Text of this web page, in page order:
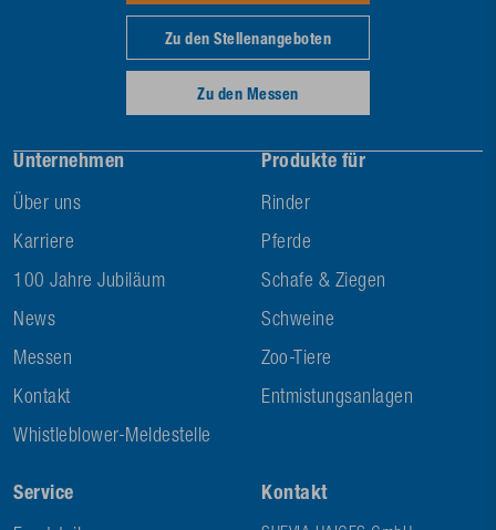
Unternehmen
Über uns
Karriere
100 Jahre Jubiläum
News
Messen
Kontakt
Whistleblower-Meldestelle
Produkte für
Rinder
Pferde
Schafe & Ziegen
Schweine
Zoo-Tiere
Entmistungsanlagen
Service Kontakt
Zu den Stellenangeboten
Zu den Messen